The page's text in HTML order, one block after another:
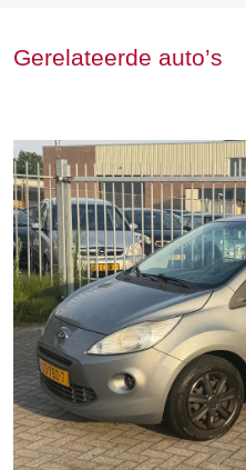
Gerelateerde auto’s